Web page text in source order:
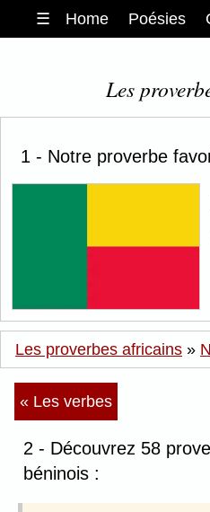
☰ Home Poésies
Les
1 - Notre proverbe
Les proverbes africains »
« Les verbes
2 - Découvrez 58
béninois :